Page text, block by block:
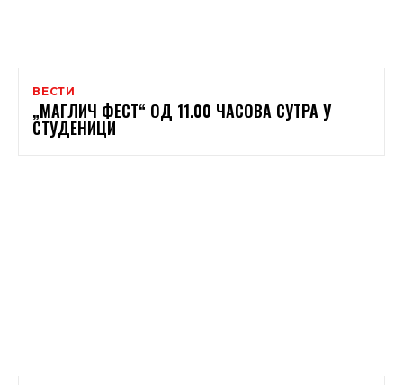
ВЕСТИ
„МАГЛИЧ ФЕСТ“ ОД 11.00 ЧАСОВА СУТРА У
СТУДЕНИЦИ